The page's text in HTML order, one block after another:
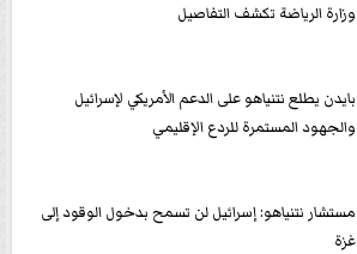
وزارة الرياضة تكشف التفاصيل
بايدن يطلع نتنياهو على الدعم الأمريكي لإسرائيل
والجهود المستمرة للردع الإقليمي
مستشار نتنياهو: إسرائيل لن تسمح بدخول الوقود إلى
غزة